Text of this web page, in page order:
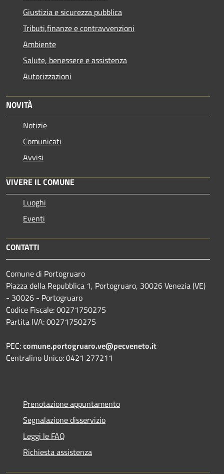
Giustizia e sicurezza pubblica
Tributi,finanze e contravvenzioni
Ambiente
Salute, benessere e assistenza
Autorizzazioni
NOVITÀ
Notizie
Comunicati
Avvisi
VIVERE IL COMUNE
Luoghi
Eventi
CONTATTI
Comune di Portogruaro
Piazza della Repubblica 1, Portogruaro, 30026 Venezia (VE)
- 30026 - Portogruaro
Codice Fiscale: 00271750275
Partita IVA: 00271750275
PEC:comune.portogruaro.ve@pecveneto.it
Centralino Unico: 0421 277211
Prenotazione appuntamento
Segnalazione disservizio
Leggi le FAQ
Richiesta assistenza